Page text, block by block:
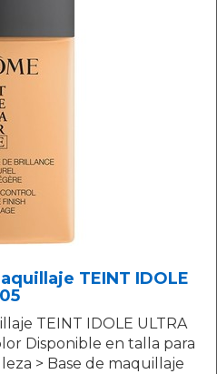
TEINT IDOLE
TEINT IDOLE ULTRA
Disponible en talla para
> Base de maquillaje